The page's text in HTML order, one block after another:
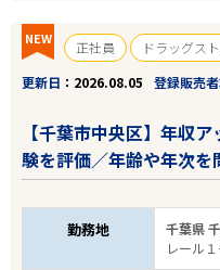
NEW 正社員
ドラッグス
更新日
2026.08.05 登録販売
【千葉市中央区】年収
験を評価／年齢や年次
勤務地 千葉県
レール